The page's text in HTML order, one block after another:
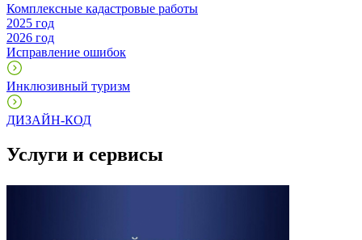
Комплексные кадастровые работы
2025 год
2026 год
Исправление ошибок
Инклюзивный туризм
ДИЗАЙН-КОД
Услуги и сервисы